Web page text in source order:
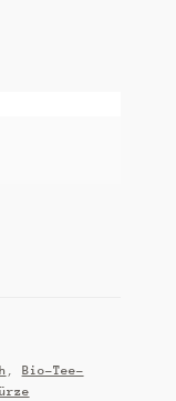
,
Bio-Tee-